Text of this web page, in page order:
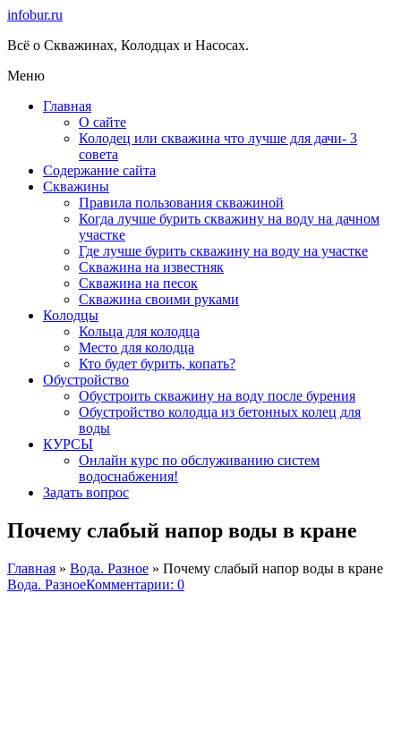
infobur.ru
Всё о Скважинах, Колодцах и Насосах.
Меню
Главная
О сайте
Колодец или скважина что лучше для дачи- 3
совета
Содержание сайта
Скважины
Правила пользования скважиной
Когда лучше бурить скважину на воду на дачном
участке
Где лучше бурить скважину на воду на участке
Скважина на известняк
Скважина на песок
Скважина своими руками
Колодцы
Кольца для колодца
Место для колодца
Кто будет бурить, копать?
Обустройство
Обустроить скважину на воду после бурения
Обустройство колодца из бетонных колец для
воды
КУРСЫ
Онлайн курс по обслуживанию систем
водоснабжения!
Задать вопрос
Почему слабый напор воды в кране
Главная » Вода. Разное » Почему слабый напор воды в кране
Вода. РазноеКомментарии: 0